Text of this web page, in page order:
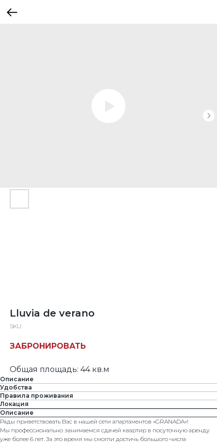
Lluvia de verano
SKU:
ЗАБРОНИРОВАТЬ
Общая площадь: 44 кв.м
Описание
Удобства
Правила проживания
Локация
Описание
Рады приветствовать Вас в нашей сети апартаментов «GRANADA»!
Мы профессионально занимаемся сдачей квартир в посуточную аренду
уже более 6 лет. За это время мы смогли достичь большого числа